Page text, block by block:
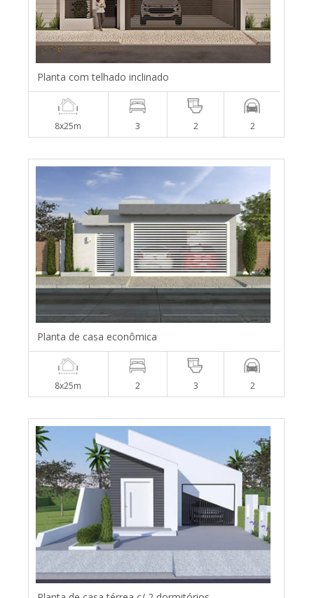
Planta com telhado inclinado
8x25m 3 2 2
Planta de casa econômica
8x25m 2 3 2